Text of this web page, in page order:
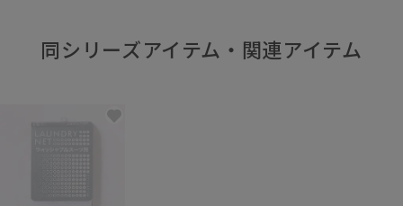
同シリーズアイテム・関連アイテム